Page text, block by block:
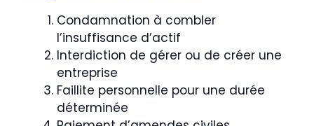
Condamnation à combler
l’insuffisance d’actif
Interdiction de gérer ou de créer une
entreprise
Faillite personnelle pour une durée
déterminée